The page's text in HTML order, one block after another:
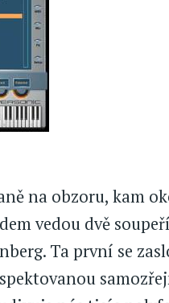
na obzoru, kam
vedou dvě
Ta první se